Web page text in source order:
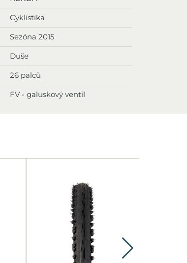
Cyklistika
Sezóna 2015
Duše
26 palců
FV - galuskový ventil